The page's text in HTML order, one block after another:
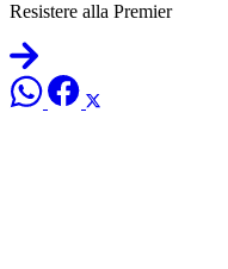
Resistere alla Premier